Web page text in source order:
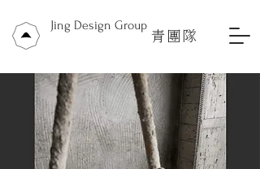
Jing Design Group 青團隊